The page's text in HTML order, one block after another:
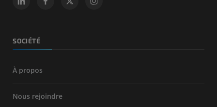
SOCIÉTÉ
À propos
Nous rejoindre